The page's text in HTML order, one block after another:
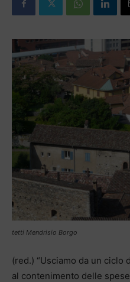
tetti Mendrisio Borgo
(red.) “Usciamo da un ciclo
al contenimento delle